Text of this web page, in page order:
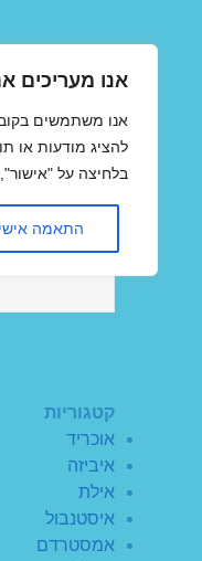
אנו מעריכים
אנו משתמשים
להציג מודעות או
בלחיצה על
התאמה
MegaFlights טיסות מוזלות
חיפוש
קטגוריות
אוכריד
איביזה
אילת
איסטנבול
אמסטרדם